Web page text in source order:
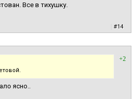
Все в тихушку.
#14
+2
ясно..